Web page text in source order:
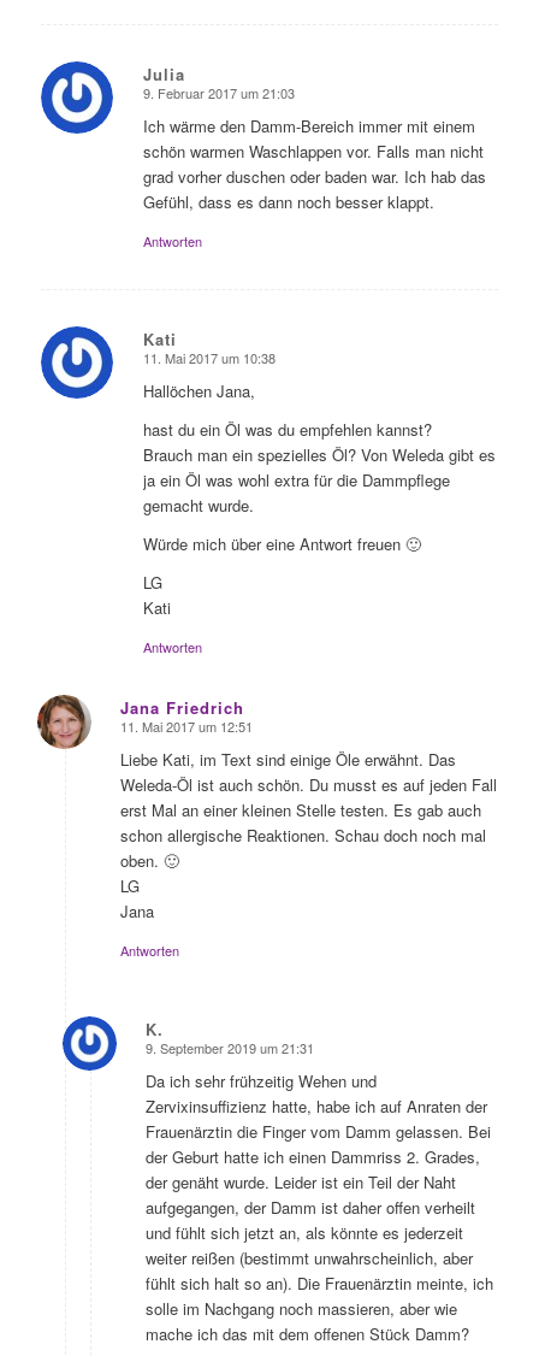
Julia
sagte:
9. Februar 2017 um 21:03
Ich wärme den Damm-Bereich immer mit einem
schön warmen Waschlappen vor. Falls man nicht
grad vorher duschen oder baden war. Ich hab das
Gefühl, dass es dann noch besser klappt.
Antworten
Kati
sagte:
11. Mai 2017 um 10:38
Hallöchen Jana,
hast du ein Öl was du empfehlen kannst?
Brauch man ein spezielles Öl? Von Weleda gibt es
ja ein Öl was wohl extra für die Dammpflege
gemacht wurde.
Würde mich über eine Antwort freuen 🙂
LG
Kati
Antworten
Jana Friedrich
sagte:
11. Mai 2017 um 12:51
Liebe Kati, im Text sind einige Öle erwähnt. Das
Weleda-Öl ist auch schön. Du musst es auf jeden Fall
erst Mal an einer kleinen Stelle testen. Es gab auch
schon allergische Reaktionen. Schau doch noch mal
oben. 🙂
LG
Jana
Antworten
K.
sagte:
9. September 2019 um 21:31
Da ich sehr frühzeitig Wehen und
Zervixinsuffizienz hatte, habe ich auf Anraten der
Frauenärztin die Finger vom Damm gelassen. Bei
der Geburt hatte ich einen Dammriss 2. Grades,
der genäht wurde. Leider ist ein Teil der Naht
aufgegangen, der Damm ist daher offen verheilt
und fühlt sich jetzt an, als könnte es jederzeit
weiter reißen (bestimmt unwahrscheinlich, aber
fühlt sich halt so an). Die Frauenärztin meinte, ich
solle im Nachgang noch massieren, aber wie
mache ich das mit dem offenen Stück Damm?